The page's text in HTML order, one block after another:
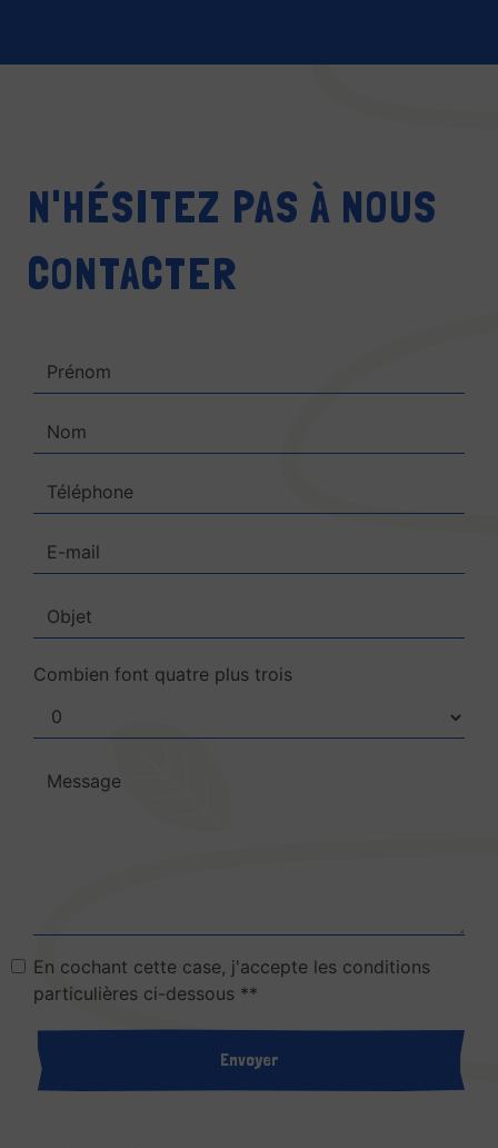
N'HÉSITEZ PAS À NOUS
CONTACTER
Combien font quatre plus trois
En cochant cette case, j'accepte les conditions
particulières ci-dessous **
Envoyer